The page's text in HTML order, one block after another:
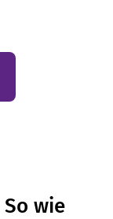
wie